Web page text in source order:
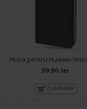
59.90 lei
CUMPARA